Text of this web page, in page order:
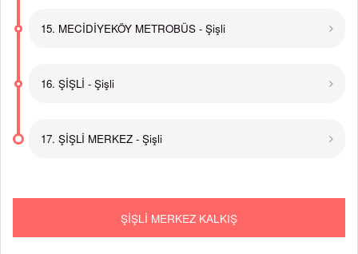
15. MECİDİYEKÖY METROBÜS - Şişli
16. ŞİŞLİ - Şişli
17. ŞİŞLİ MERKEZ - Şişli
ŞİŞLİ MERKEZ KALKIŞ